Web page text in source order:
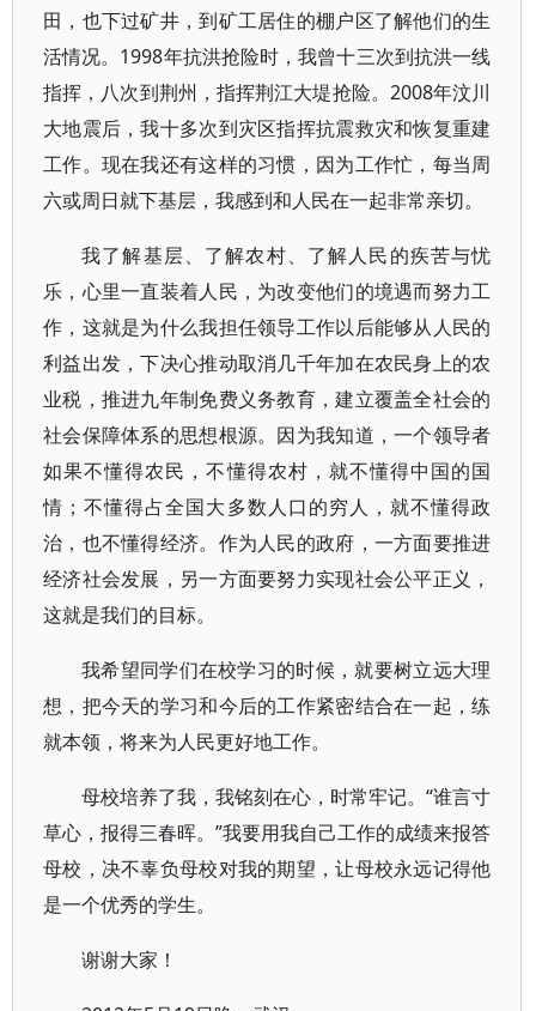
田，也下过矿井，到矿工居住的棚户区了解他们的生
活情况。1998年抗洪抢险时，我曾十三次到抗洪一线
指挥，八次到荆州，指挥荆江大堤抢险。2008年汶川
大地震后，我十多次到灾区指挥抗震救灾和恢复重建
工作。现在我还有这样的习惯，因为工作忙，每当周
六或周日就下基层，我感到和人民在一起非常亲切。
我了解基层、了解农村、了解人民的疾苦与忧
乐，心里一直装着人民，为改变他们的境遇而努力工
作，这就是为什么我担任领导工作以后能够从人民的
利益出发，下决心推动取消几千年加在农民身上的农
业税，推进九年制免费义务教育，建立覆盖全社会的
社会保障体系的思想根源。因为我知道，一个领导者
如果不懂得农民，不懂得农村，就不懂得中国的国
情；不懂得占全国大多数人口的穷人，就不懂得政
治，也不懂得经济。作为人民的政府，一方面要推进
经济社会发展，另一方面要努力实现社会公平正义，
这就是我们的目标。
我希望同学们在校学习的时候，就要树立远大理
想，把今天的学习和今后的工作紧密结合在一起，练
就本领，将来为人民更好地工作。
母校培养了我，我铭刻在心，时常牢记。“谁言寸
草心，报得三春晖。”我要用我自己工作的成绩来报答
母校，决不辜负母校对我的期望，让母校永远记得他
是一个优秀的学生。
谢谢大家！